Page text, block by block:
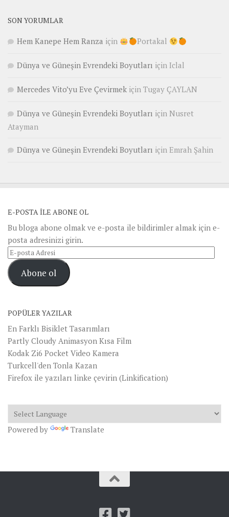
SON YORUMLAR
Hem Kanepe Hem Ranza için Portakal
Dünya ve Güneşin Evrendeki Boyutları için Iclal
Mercedes Vito’yu Eve Çevirmek için Tugay ÇAYLAN
Dünya ve Güneşin Evrendeki Boyutları için Nusret
Atayman
Dünya ve Güneşin Evrendeki Boyutları için Emrah Şahin
E-POSTA ILE ABONE OL
Bu bloga abone olmak ve e-posta ile bildirimler almak için e-
posta adresinizi girin.
E-
posta
AdresiAbone ol
POPÜLER YAZILAR
En Farklı Bisiklet Tasarımları
Partly Cloudy Animasyon Kısa Film
Kodak Zi6 Pocket Video Kamera
Turkcell'den Tonla Kazan
Firefox ile yazıları linke çevirin (Linkification)
Powered by Translate